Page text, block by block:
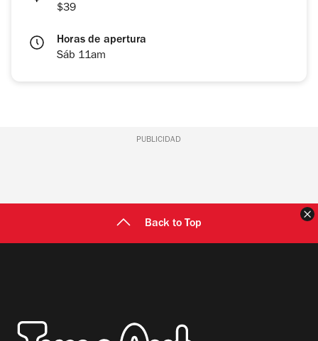
$39
Horas de apertura
Sáb 11am
PUBLICIDAD
Back to Top